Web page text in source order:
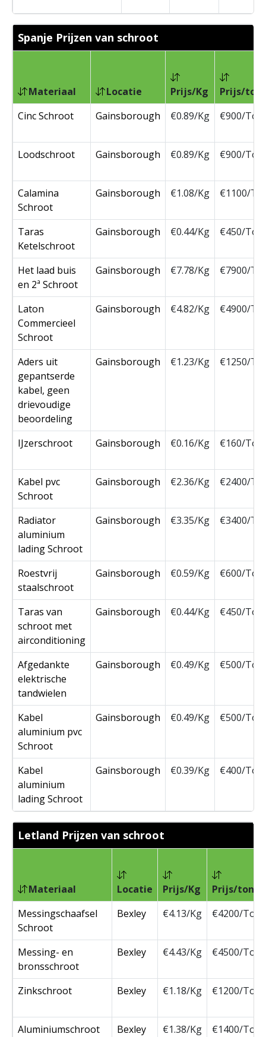
Spanje Prijzen van schroot
Materiaal Locatie Prijs/Kg
Prijs/ton
Cinc Schroot
Gainsborough €0.89/Kg €900/Ton
Loodschroot Gainsborough €0.89/Kg €900/Ton
Calamina
Schroot
Gainsborough €1.08/Kg €1100/
Taras
Ketelschroot
Gainsborough €0.44/Kg €450/Ton
Het laad buis
en 2ª Schroot
Gainsborough €7.78/Kg €7900/
Laton
Commercieel
Schroot
Gainsborough €4.82/Kg €4900/
Aders uit
gepantserde
kabel, geen
drievoudige
beoordeling
Gainsborough €1.23/Kg €1250/
IJzerschroot Gainsborough €0.16/Kg €160/Ton
Kabel pvc
Schroot
Gainsborough €2.36/Kg €2400/
Radiator
aluminium
lading Schroot
Gainsborough €3.35/Kg €3400/
Roestvrij
staalschroot
Gainsborough €0.59/Kg €600/Ton
Taras van
schroot met
airconditioning
Gainsborough €0.44/Kg €450/Ton
Afgedankte
elektrische
tandwielen
Gainsborough €0.49/Kg €500/Ton
Kabel
aluminium pvc
Schroot
Gainsborough €0.49/Kg €500/Ton
Kabel
aluminium
lading Schroot
Gainsborough €0.39/Kg €400/Ton
Letland Prijzen van schroot
Materiaal Locatie Prijs/Kg
Prijs/ton
Messingschaafsel
Schroot
Bexley €4.13/Kg €4200/Ton
Messing- en
bronsschroot
Bexley €4.43/Kg €4500/Ton
Zinkschroot Bexley €1.18/Kg €1200/Ton
Aluminiumschroot
Bexley €1.38/Kg €1400/Ton